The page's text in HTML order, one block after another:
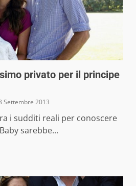
privato per il principe
Settembre 2013
i sudditi reali per conoscere
sarebbe...